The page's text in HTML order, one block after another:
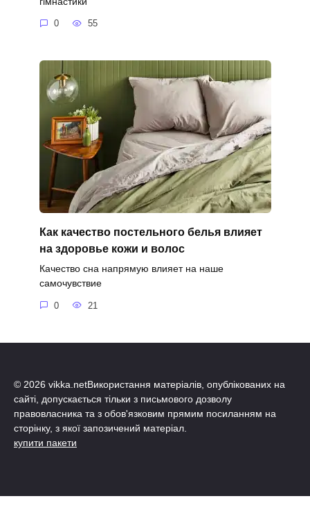
0 55
Как качество постельного белья влияет
на здоровье кожи и волос
Качество сна напрямую влияет на наше
самочувствие
0 21
© 2026 vikka.netВикористання матеріалів, опублікованих на
сайті, допускається тільки з письмового дозволу
правовласника та з обов'язковим прямим посиланням на
сторінку, з якої запозичений матеріал.
купити пакети